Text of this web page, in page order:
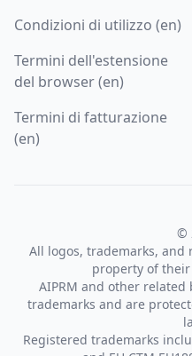
Condizioni di utilizzo (en)
Termini dell'estensione
del browser (en)
Termini di fatturazione
(en)
©
All logos, trademarks,
property of
AIPRM and other
trademarks and are
Registered trademarks